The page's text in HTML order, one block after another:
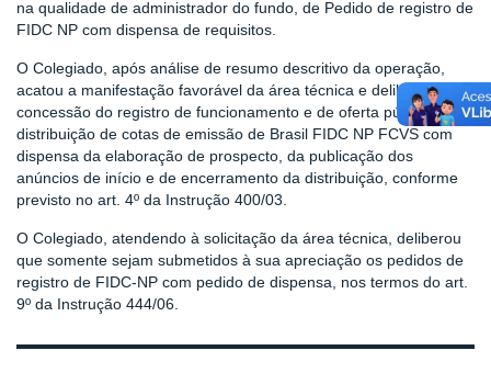
na qualidade de administrador do fundo, de Pedido de registro de
FIDC NP com dispensa de requisitos.
O Colegiado, após análise de resumo descritivo da operação,
acatou a manifestação favorável da área técnica e deliberou pela
concessão do registro de funcionamento e de oferta pública de
distribuição de cotas de emissão de Brasil FIDC NP FCVS com
dispensa da elaboração de prospecto, da publicação dos
anúncios de início e de encerramento da distribuição, conforme
previsto no art. 4º da Instrução 400/03.
O Colegiado, atendendo à solicitação da área técnica, deliberou
que somente sejam submetidos à sua apreciação os pedidos de
registro de FIDC-NP com pedido de dispensa, nos termos do art.
9º da Instrução 444/06.